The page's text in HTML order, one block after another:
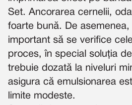
Set. Ancorarea cernelii,
foarte bună. De
important să se verifice
proces, în special soluția
trebuie dozată la niveluri
asigura că emulsionarea
limite modeste.